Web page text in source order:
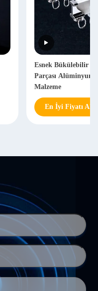
Esnek Bükülebilir
Parçası Alüminyum
Malzeme
En İyi Fiyatı Alın